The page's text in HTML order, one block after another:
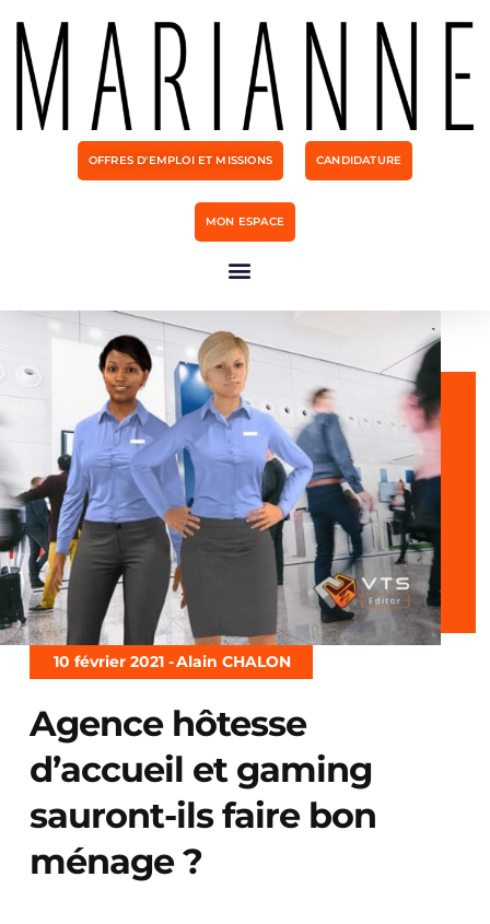
OFFRES D'EMPLOI ET MISSIONS CANDIDATURE
MON ESPACE
10 février 2021 -Alain CHALON
Agence hôtesse
d’accueil et gaming
sauront-ils faire bon
ménage ?